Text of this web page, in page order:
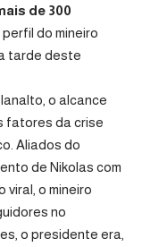
de 300
perfil do mineiro
tarde deste
o alcance
fatores da crise
Aliados do
de Nikolas com
viral, o mineiro
no
o presidente era,